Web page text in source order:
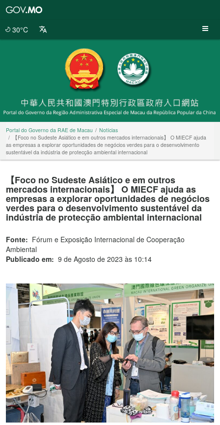
30°C
Portal do Governo da RAE de Macau
Notícias
【Foco no Sudeste Asiático e em outros mercados internacionais】 O MIECF ajuda
as empresas a explorar oportunidades de negócios verdes para o desenvolvimento
sustentável da indústria de protecção ambiental internacional
【Foco no Sudeste Asiático e em outros
mercados internacionais】 O MIECF ajuda as
empresas a explorar oportunidades de negócios
verdes para o desenvolvimento sustentável da
indústria de protecção ambiental internacional
Fonte: Fórum e Exposição Internacional de Cooperação
Ambiental
Publicado em: 9 de Agosto de 2023 às 10:14